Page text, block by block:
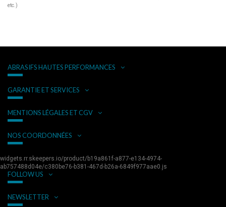
etc.)
ABRASIFS HAUTES PERFORMANCES
GARANTIE ET SERVICES
MENTIONS LÉGALES ET CGV
NOS COORDONNÉES
widgets.rr.skeepers.io/product/b19a861f-a877-e134-4974-
ab757488d04e/c380be76-b381-467d-b26a-6849f977aae0.js
FOLLOW US
NEWSLETTER